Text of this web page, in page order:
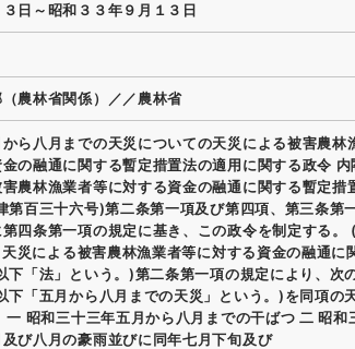
日～昭和３３年９月１３日
農林省関係）／／農林省
ら八月までの天災についての天災による被害農林
の融通に関する暫定措置法の適用に関する政令 内
農林漁業者等に対する資金の融通に関する暫定措
第百三十六号)第二条第一項及び第四項、第三条第
四条第一項の規定に基き、この政令を制定する。
災による被害農林漁業者等に対する資金の融通に
下「法」という。)第二条第一項の規定により、次
下「五月から八月までの天災」という。)を同項の
一 昭和三十三年五月から八月までの干ばつ 二 昭和
び八月の豪雨並びに同年七月下旬及び